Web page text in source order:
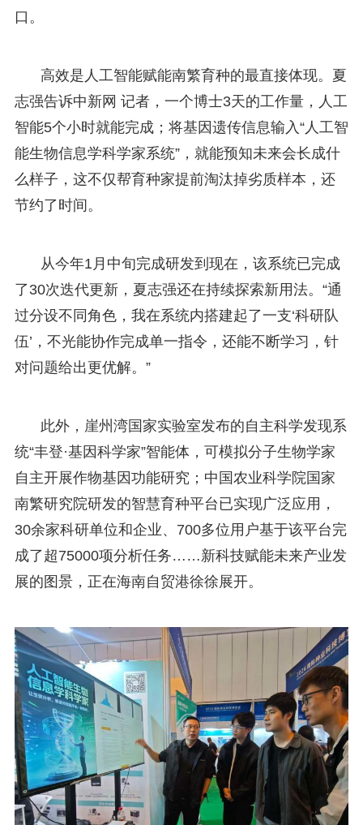
口。
高效是人工智能赋能南繁育种的最直接体现。夏
志强告诉中新网 记者，一个博士3天的工作量，人工
智能5个小时就能完成；将基因遗传信息输入“人工智
能生物信息学科学家系统”，就能预知未来会长成什
么样子，这不仅帮育种家提前淘汰掉劣质样本，还
节约了时间。
从今年1月中旬完成研发到现在，该系统已完成
了30次迭代更新，夏志强还在持续探索新用法。“通
过分设不同角色，我在系统内搭建起了一支‘科研队
伍’，不光能协作完成单一指令，还能不断学习，针
对问题给出更优解。”
此外，崖州湾国家实验室发布的自主科学发现系
统“丰登·基因科学家”智能体，可模拟分子生物学家
自主开展作物基因功能研究；中国农业科学院国家
南繁研究院研发的智慧育种平台已实现广泛应用，
30余家科研单位和企业、700多位用户基于该平台完
成了超75000项分析任务……新科技赋能未来产业发
展的图景，正在海南自贸港徐徐展开。